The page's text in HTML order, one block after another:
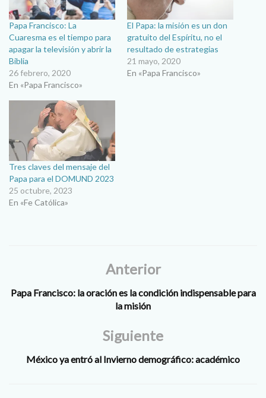
Papa Francisco: La
Cuaresma es el tiempo para
apagar la televisión y abrir la
Biblia
26 febrero, 2020
En «Papa Francisco»
El Papa: la misión es un don
gratuito del Espíritu, no el
resultado de estrategias
21 mayo, 2020
En «Papa Francisco»
Tres claves del mensaje del
Papa para el DOMUND 2023
25 octubre, 2023
En «Fe Católica»
Anterior
Papa Francisco: la oración es la condición indispensable para
la misión
Siguiente
México ya entró al Invierno demográfico: académico